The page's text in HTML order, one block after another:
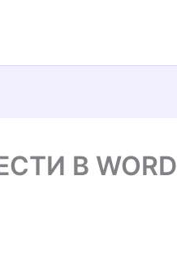
В WORD